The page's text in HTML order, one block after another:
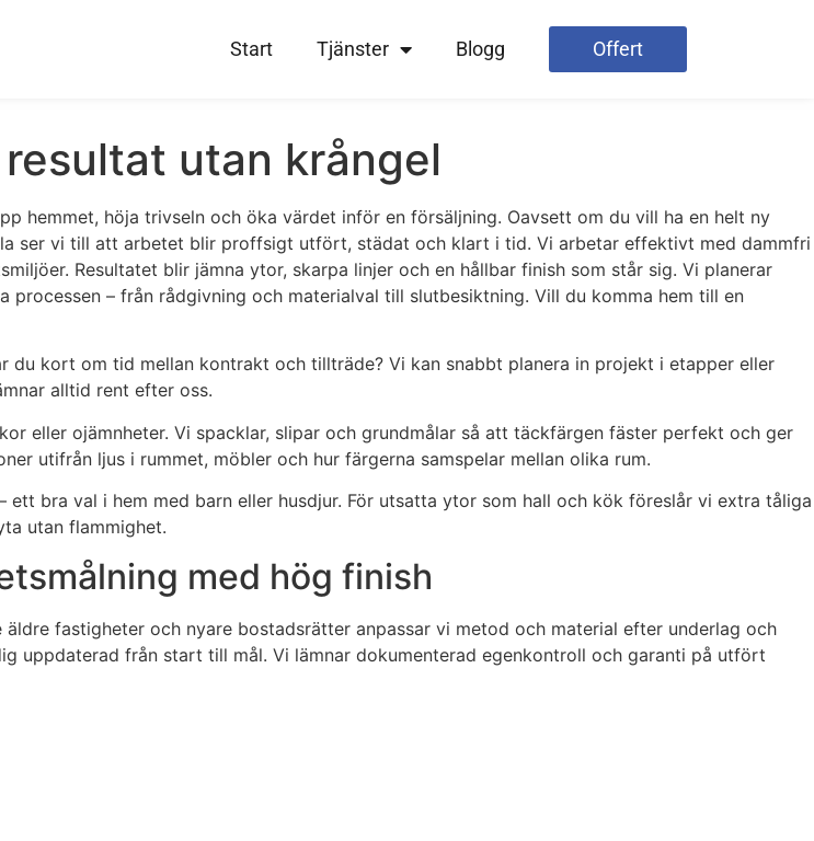
Start Tjänster Blogg Offert
utan krångel
hemmet, höja trivseln och öka värdet inför en försäljning. Oavsett om du vill ha en helt ny
ser vi till att arbetet blir proffsigt utfört, städat och klart i tid. Vi arbetar effektivt med dammfri
Resultatet blir jämna ytor, skarpa linjer och en hållbar finish som står sig. Vi planerar
– från rådgivning och materialval till slutbesiktning. Vill du komma hem till en
kort om tid mellan kontrakt och tillträde? Vi kan snabbt planera in projekt i etapper eller
alltid rent efter oss.
eller ojämnheter. Vi spacklar, slipar och grundmålar så att täckfärgen fäster perfekt och ger
utifrån ljus i rummet, möbler och hur färgerna samspelar mellan olika rum.
bra val i hem med barn eller husdjur. För utsatta ytor som hall och kök föreslår vi extra tåliga
utan flammighet.
med hög finish
fastigheter och nyare bostadsrätter anpassar vi metod och material efter underlag och
uppdaterad från start till mål. Vi lämnar dokumenterad egenkontroll och garanti på utfört